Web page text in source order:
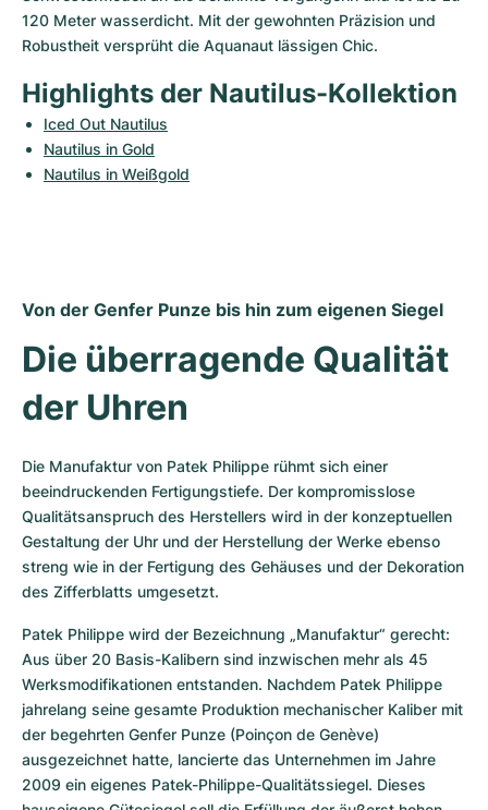
120 Meter wasserdicht. Mit der gewohnten Präzision und
Robustheit versprüht die Aquanaut lässigen Chic.
Highlights der Nautilus-Kollektion
Iced Out Nautilus
Nautilus in Gold
Nautilus in Weißgold
Von der Genfer Punze bis hin zum eigenen Siegel
Die überragende Qualität
der Uhren
Die Manufaktur von Patek Philippe rühmt sich einer
beeindruckenden Fertigungstiefe. Der kompromisslose
Qualitätsanspruch des Herstellers wird in der konzeptuellen
Gestaltung der Uhr und der Herstellung der Werke ebenso
streng wie in der Fertigung des Gehäuses und der Dekoration
des Zifferblatts umgesetzt.
Patek Philippe wird der Bezeichnung „Manufaktur“ gerecht:
Aus über 20 Basis-Kalibern sind inzwischen mehr als 45
Werksmodifikationen entstanden. Nachdem Patek Philippe
jahrelang seine gesamte Produktion mechanischer Kaliber mit
der begehrten Genfer Punze (Poinçon de Genève)
ausgezeichnet hatte, lancierte das Unternehmen im Jahre
2009 ein eigenes Patek-Philippe-Qualitätssiegel. Dieses